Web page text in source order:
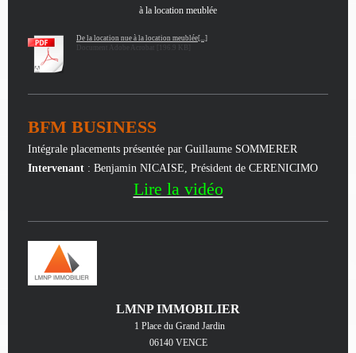
à la location meublée
De la location nue à la location meublée[...]
Document Adobe Acrobat [196.9 KB]
BFM BUSINESS
Intégrale placements présentée par Guillaume SOMMERER
Intervenant : Benjamin NICAISE, Président de CERENICIMO
Lire la vidéo
LMNP IMMOBILIER
1 Place du Grand Jardin
06140 VENCE